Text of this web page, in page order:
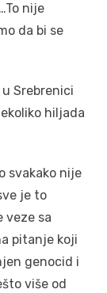
nije
da bi se
Srebrenici
hiljada
svakako nije
je to
veze sa
pitanje koji
genocid i
više od